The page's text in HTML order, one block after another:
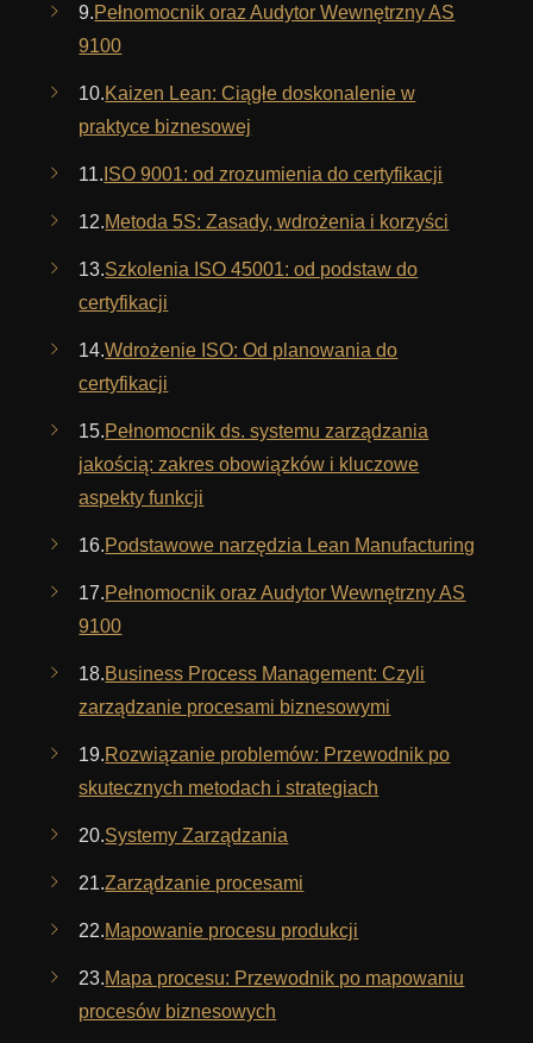
9.Pełnomocnik oraz Audytor Wewnętrzny AS
9100
10.Kaizen Lean: Ciągłe doskonalenie w
praktyce biznesowej
11. ISO 9001: od zrozumienia do certyfikacji
12.Metoda 5S: Zasady, wdrożenia i korzyści
13.Szkolenia ISO 45001: od podstaw do
certyfikacji
14.Wdrożenie ISO: Od planowania do
certyfikacji
15.Pełnomocnik ds. systemu zarządzania
jakością: zakres obowiązków i kluczowe
aspekty funkcji
16.Podstawowe narzędzia Lean Manufacturing
17.Pełnomocnik oraz Audytor Wewnętrzny AS
9100
18.Business Process Management: Czyli
zarządzanie procesami biznesowymi
19.Rozwiązanie problemów: Przewodnik po
skutecznych metodach i strategiach
20.Systemy Zarządzania
21.Zarządzanie procesami
22.Mapowanie procesu produkcji
23.Mapa procesu: Przewodnik po mapowaniu
procesów biznesowych